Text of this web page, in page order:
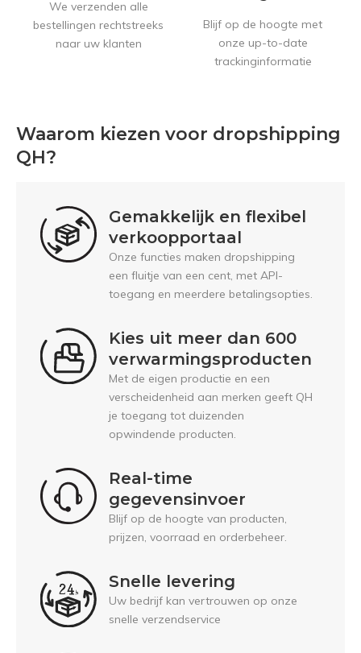
We verzenden alle
bestellingen rechtstreeks
naar uw klanten
Blijf op de hoogte met
onze up-to-date
trackinginformatie
Waarom kiezen voor dropshipping
QH?
Gemakkelijk en flexibel
verkoopportaal
Onze functies maken dropshipping
een fluitje van een cent, met API-
toegang en meerdere betalingsopties.
Kies uit meer dan 600
verwarmingsproducten
Met de eigen productie en een
verscheidenheid aan merken geeft QH
je toegang tot duizenden
opwindende producten.
Real-time
gegevensinvoer
Blijf op de hoogte van producten,
prijzen, voorraad en orderbeheer.
Snelle levering
Uw bedrijf kan vertrouwen op onze
snelle verzendservice